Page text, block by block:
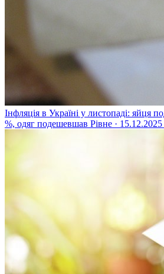
Інфляція в Україні у листопаді: яйця
%, одяг подешевшав Рівне · 15.12.2025